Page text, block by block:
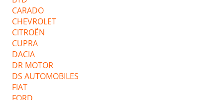
CARADO
CHEVROLET
CITROËN
CUPRA
DACIA
DR MOTOR
DS AUTOMOBILES
FIAT